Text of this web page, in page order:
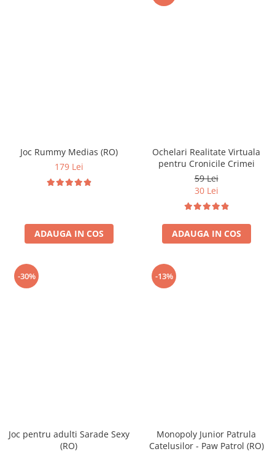
Joc Rummy Medias (RO)
179 Lei
ADAUGA IN COS
Ochelari Realitate Virtuala
pentru Cronicile Crimei
59 Lei
30 Lei
ADAUGA IN COS
-30%
Joc pentru adulti Sarade Sexy
(RO)
-13%
Monopoly Junior Patrula
Catelusilor - Paw Patrol (RO)